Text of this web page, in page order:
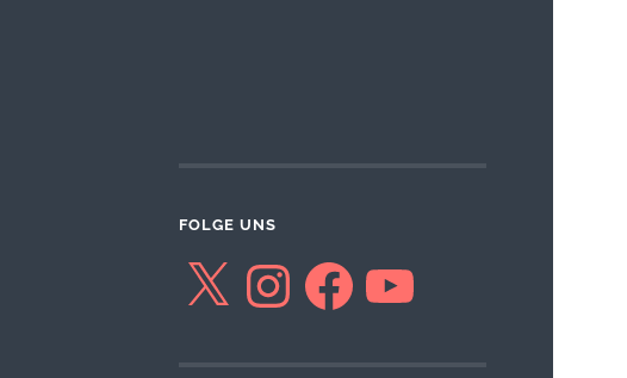
FOLGE UNS
X InstagramFacebookYouTube